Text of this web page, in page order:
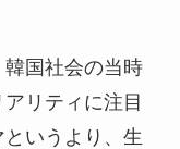
国社会の当時
リティに注目
いうより、生